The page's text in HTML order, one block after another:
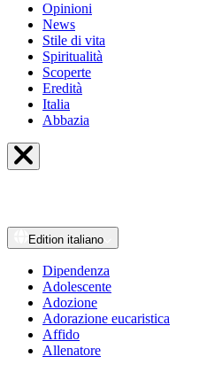
Opinioni
News
Stile di vita
Spiritualità
Scoperte
Eredità
Italia
Abbazia
Edition italiano
Dipendenza
Adolescente
Adozione
Adorazione eucaristica
Affido
Allenatore